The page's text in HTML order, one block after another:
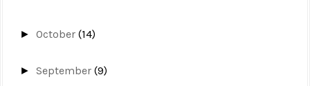
►October(14)
►September(9)